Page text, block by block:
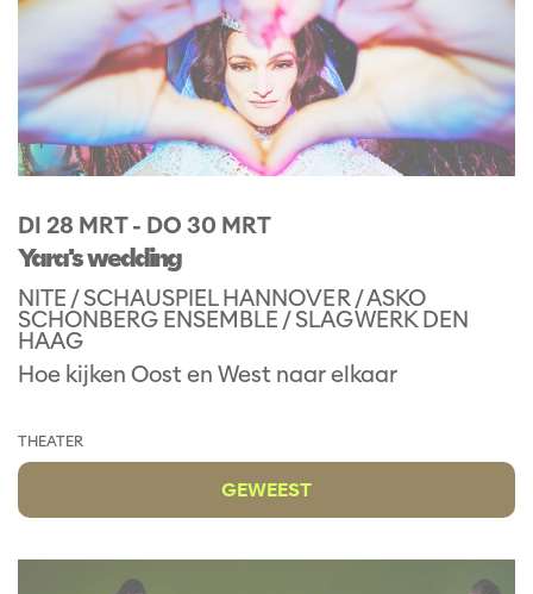
Yara's wedding
NITE / SCHAUSPIEL HANNOVER / ASKO
SCHONBERG ENSEMBLE / SLAGWERK DEN
HAAG
DI 28 MRT- DO 30 MRT
Hoe kijken Oost en West naar elkaar
THEATER
GEWEEST